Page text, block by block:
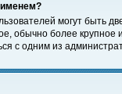
именем?
могут быть
обычно более крупное
с одним из